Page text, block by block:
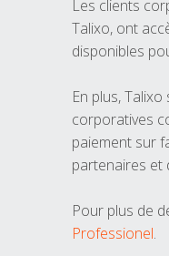
Les clients
Talixo, ont
disponibles
En plus,
corporatives
paiement sur
partenaires et
Pour plus de
Professionel.